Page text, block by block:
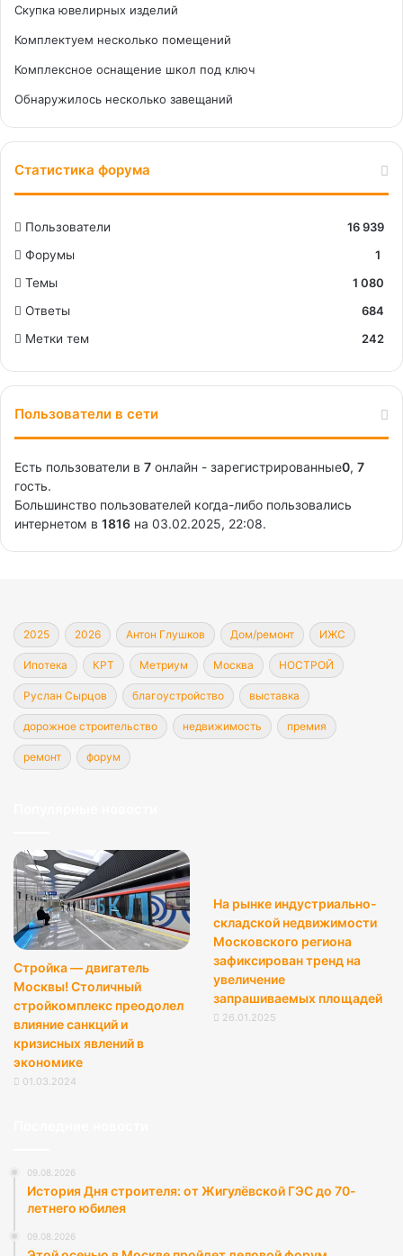
Скупка ювелирных изделий
Комплектуем несколько помещений
Комплексное оснащение школ под ключ
Обнаружилось несколько завещаний
Статистика форума
Пользователи
16 939
Форумы
1
Темы
1 080
Ответы
684
Метки тем
242
Пользователи в сети
Есть пользователи в 7 онлайн - зарегистрированные0, 7
гость.
Большинство пользователей когда-либо пользовались
интернетом в 1816 на 03.02.2025, 22:08.
2025 2026 Антон Глушков Дом/ремонт ИЖС
Ипотека КРТ Метриум Москва НОСТРОЙ
Руслан Сырцов благоустройство выставка
дорожное строительство недвижимость премия
ремонт форум
Стройка — двигатель
Москвы! Столичный
стройкомплекс преодолел
влияние санкций и
кризисных явлений в
экономике
01.03.2024
На рынке индустриально-
складской недвижимости
Московского региона
зафиксирован тренд на
увеличение
запрашиваемых площадей
26.01.2025
09.08.2026
История Дня строителя: от Жигулёвской ГЭС до 70-
летнего юбилея
09.08.2026